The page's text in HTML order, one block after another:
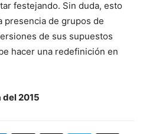
festejando. Sin duda, esto
presencia de grupos de
de sus supuestos
hacer una redefinición en
del 2015